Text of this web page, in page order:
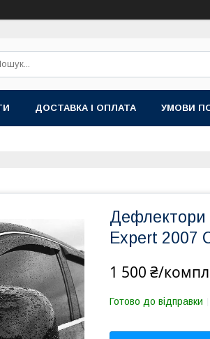
ДОСТАВКА І ОПЛАТА УМОВИ
Дефлектори
Expert 2007
1 500 ₴/
Готово до відправки